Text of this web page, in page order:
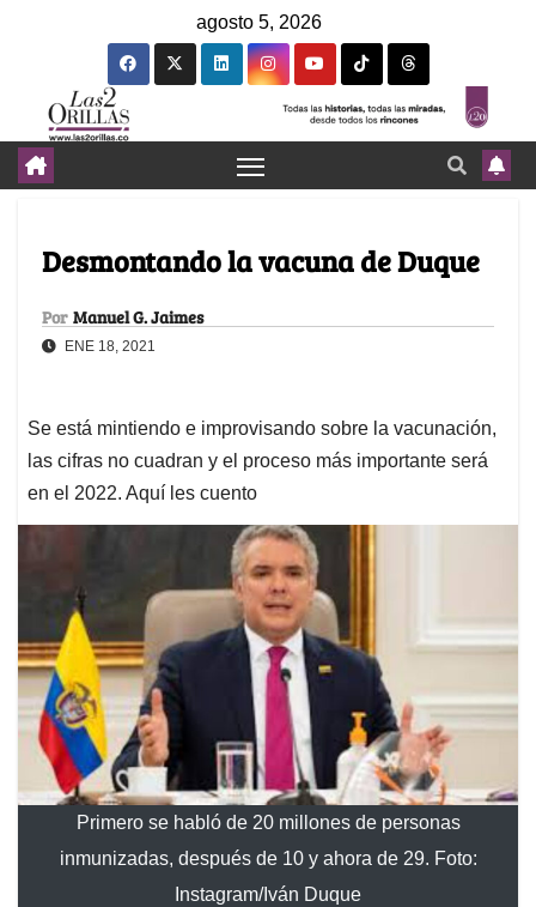
agosto 5, 2026
Desmontando la vacuna de Duque
Por Manuel G. Jaimes
ENE 18, 2021
Se está mintiendo e improvisando sobre la vacunación,
las cifras no cuadran y el proceso más importante será
en el 2022. Aquí les cuento
Primero se habló de 20 millones de personas
inmunizadas, después de 10 y ahora de 29. Foto:
Instagram/Iván Duque